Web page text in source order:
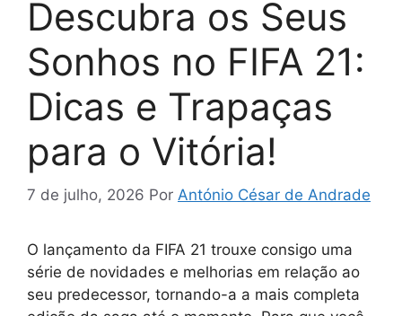
Descubra os Seus
Sonhos no FIFA 21:
Dicas e Trapaças
para o Vitória!
7 de julho, 2026 Por António César de Andrade
O lançamento da FIFA 21 trouxe consigo uma
série de novidades e melhorias em relação ao
seu predecessor, tornando-a a mais completa